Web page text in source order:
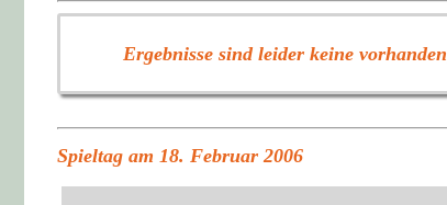
Ergebnisse sind leider keine vorhanden
Spieltag am 18. Februar 2006